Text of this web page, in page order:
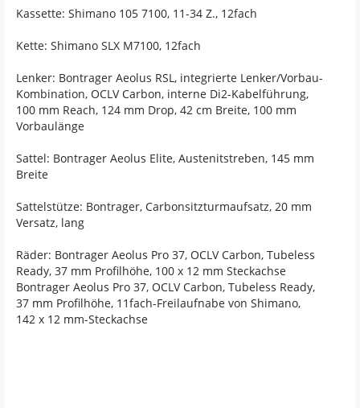
Kassette: Shimano 105 7100, 11-34 Z., 12fach
Kette: Shimano SLX M7100, 12fach
Lenker: Bontrager Aeolus RSL, integrierte Lenker/Vorbau-
Kombination, OCLV Carbon, interne Di2-Kabelführung,
100 mm Reach, 124 mm Drop, 42 cm Breite, 100 mm
Vorbaulänge
Sattel: Bontrager Aeolus Elite, Austenitstreben, 145 mm
Breite
Sattelstütze: Bontrager, Carbonsitzturmaufsatz, 20 mm
Versatz, lang
Räder: Bontrager Aeolus Pro 37, OCLV Carbon, Tubeless
Ready, 37 mm Profilhöhe, 100 x 12 mm Steckachse
Bontrager Aeolus Pro 37, OCLV Carbon, Tubeless Ready,
37 mm Profilhöhe, 11fach-Freilaufnabe von Shimano,
142 x 12 mm-Steckachse